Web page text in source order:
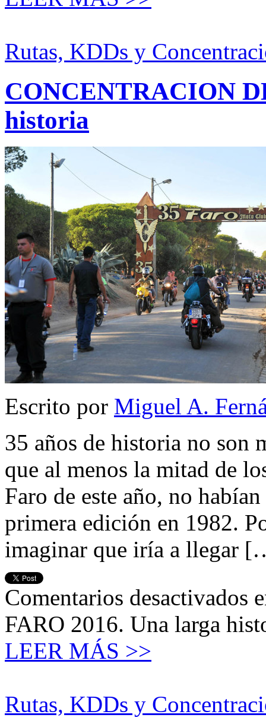
Rutas, KDDs y
CONCENTRACION
historia
Escrito por Miguel A.
35 años de historia no son
que al menos la mitad de
Faro de este año, no
primera edición en 1982.
imaginar que iría a llegar
Comentarios desactivados
FARO 2016. Una larga
LEER MÁS >>
Rutas, KDDs y